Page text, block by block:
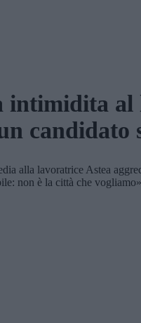
intimidita al
candidato
alla lavoratrice Astea
non è la città che vogliamo»